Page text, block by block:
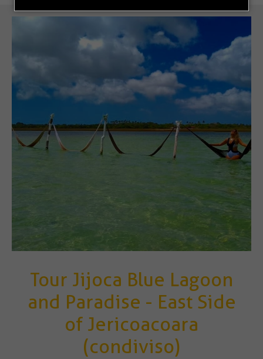
Tour Jijoca Blue Lagoon
and Paradise - East Side
of Jericoacoara
(condiviso)